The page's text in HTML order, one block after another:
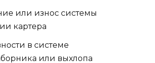
или износ системы
картера
в системе
или выхлопа